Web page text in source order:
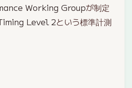
Working Groupが制定
Level 2という標準計測